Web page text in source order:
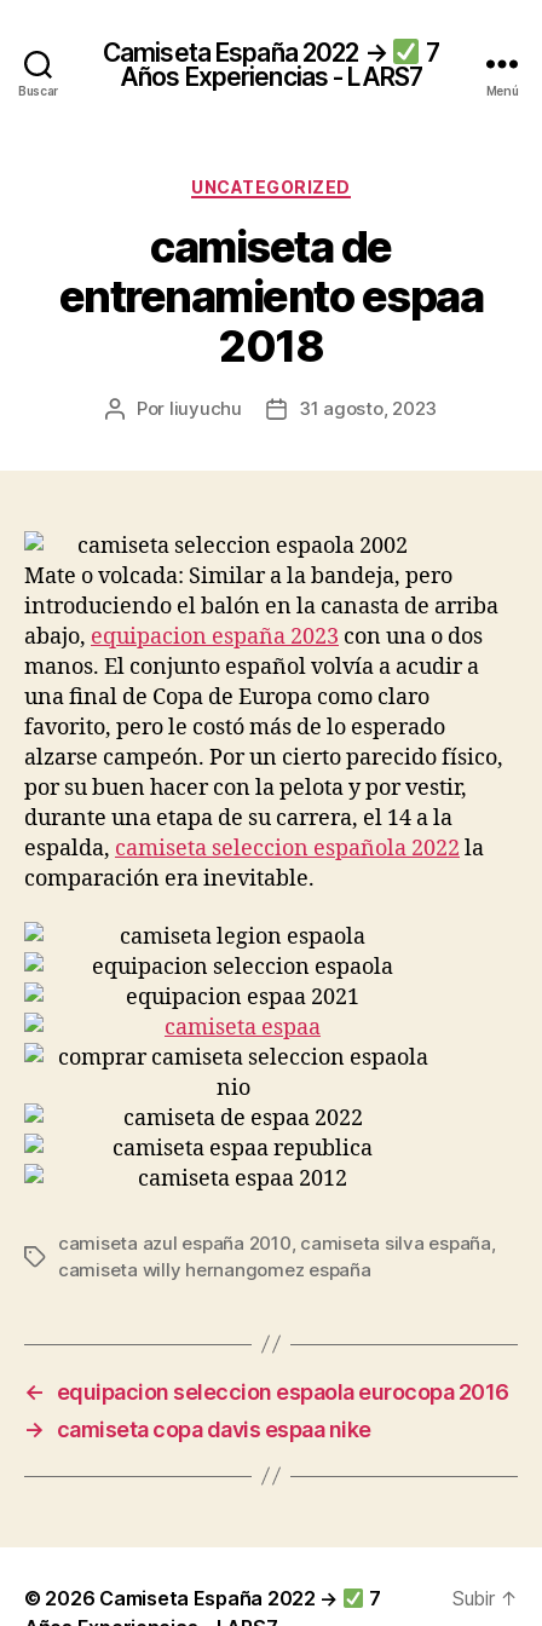
Buscar
Camiseta España 2022 →
7
Años Experiencias - LARS7
Menú
Categorías
UNCATEGORIZED
camiseta de
entrenamiento espaa
2018
Autor
Por liuyuchu
Fecha31 agosto, 2023
Mate o volcada: Similar a la bandeja, pero
introduciendo el balón en la canasta de arriba
abajo, equipacion españa 2023 con una o dos
manos. El conjunto español volvía a acudir a
una final de Copa de Europa como claro
favorito, pero le costó más de lo esperado
alzarse campeón. Por un cierto parecido físico,
por su buen hacer con la pelota y por vestir,
durante una etapa de su carrera, el 14 a la
espalda, camiseta seleccion española 2022 la
comparación era inevitable.
Etiquetas
camiseta azul españa 2010, camiseta silva españa,
camiseta willy hernangomez españa
←
equipacion seleccion espaola eurocopa 2016
→
camiseta copa davis espaa nike
© 2026 Camiseta España 2022 →
7
Subir ↑